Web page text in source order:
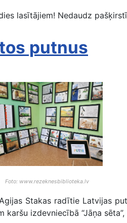
lasītājiem! Nedaudz
putnus
Foto: www.rezeknesbiblioteka.lv
Stakas radītie Latvijas
karšu izdevniecībā “Jāņa